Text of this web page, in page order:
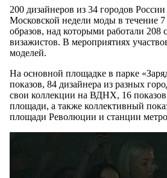
200 дизайнеров из 34 городов
Московской недели моды в течение 7
образов, над которыми работали 208
визажистов. В мероприятиях
моделей.
На основной площадке в парке
показов, 84 дизайнера из разных
свои коллекции на ВДНХ, 16 показов
площади, а также коллективный
площади Революции и станции